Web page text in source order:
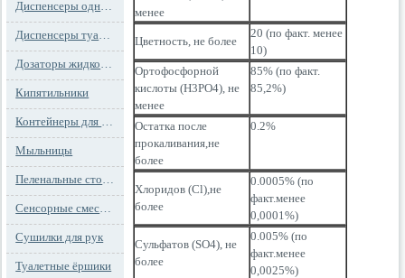
Диспенсеры одноразовых сидений на унитаз
Диспенсеры туалетной бумаги
Дозаторы жидкого мыла
Кипятильники
Контейнеры для мусора
Мыльницы
Пеленальные столы и детские сидения
Сенсорные смесители
Сушилки для рук
Туалетные ёршики
менее
Цветность, не более
20 (по факт. менее
10)
Ортофосфорной
кислоты (H3PO4), не
менее
85% (по факт.
85,2%)
Остатка после
прокаливания,не
более
0.2%
Хлоридов (Cl),не
более
0.0005% (по
факт.менее
0,0001%)
Сульфатов (SO4), не
более
0.005% (по
факт.менее
0,0025%)